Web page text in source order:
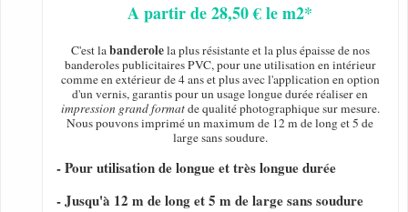
A partir de 28,50 € le m2*
C'est labanderolela plus résistante et la plus épaisse de nos
banderoles publicitaires PVC, pour une utilisation en intérieur
comme en extérieur de 4 ans et plus avec l'application en option
d'un vernis, garantis pour un usage longue durée réaliser en
impression grand formatde qualité photographique sur mesure.
Nous pouvons imprimé un maximum de 12 m de long et 5 de
large sans soudure.
- Pour utilisation de longue et très longue durée
- Jusqu'à 12 m de long et 5 m de large sans soudure